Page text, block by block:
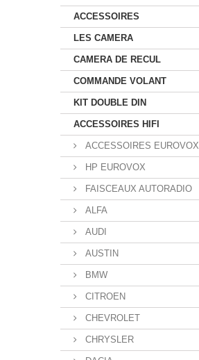
ACCESSOIRES
LES CAMERA
CAMERA DE RECUL
COMMANDE VOLANT
KIT DOUBLE DIN
ACCESSOIRES HIFI
ACCESSOIRES EUROVOX
HP EUROVOX
FAISCEAUX AUTORADIO
ALFA
AUDI
AUSTIN
BMW
CITROEN
CHEVROLET
CHRYSLER